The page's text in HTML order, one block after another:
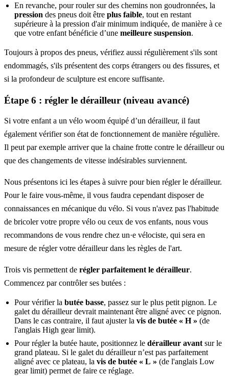
En revanche, pour rouler sur des chemins non goudronnées, la
pression des pneus doit être plus faible, tout en restant
supérieure à la pression d'air minimum indiquée, de manière à ce
que votre enfant bénéficie d’une meilleure suspension.
Toujours à propos des pneus, vérifiez aussi régulièrement s'ils sont
endommagés, s'ils présentent des corps étrangers ou des fissures, et
si la profondeur de sculpture est encore suffisante.
Étape 6 : régler le dérailleur (niveau avancé)
Si votre enfant a un vélo woom équipé d’un dérailleur, il faut
également vérifier son état de fonctionnement de manière régulière.
Il peut par exemple arriver que la chaine frotte contre le dérailleur ou
que des changements de vitesse indésirables surviennent.
Nous présentons ici les étapes à suivre pour bien régler le dérailleur.
Pour le faire vous-même, il vous faudra cependant disposer de
connaissances en mécanique du vélo. Si vous n'avez pas l'habitude
de bricoler votre propre vélo ou ceux de vos enfants, nous vous
recommandons de vous rendre chez un·e vélociste, qui sera en
mesure de régler votre dérailleur dans les règles de l'art.
Trois vis permettent de régler parfaitement le dérailleur.
Commencez par contrôler ses butées :
Pour vérifier la butée basse, passez sur le plus petit pignon. Le
galet du dérailleur devrait maintenant être aligné avec ce pignon.
Dans le cas contraire, il faut ajuster la vis de butée « H » (de
l'anglais High gear limit).
Pour régler la butée haute, positionnez le dérailleur avantsur le
grand plateau. Si le galet du dérailleur n’est pas parfaitement
aligné avec ce plateau, la vis de butée « L » (de l'anglais Low
gear limit) permet de faire ce réglage.